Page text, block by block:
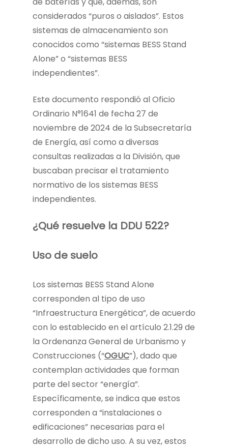
considerados “puros o aislados”. Estos
sistemas de almacenamiento son
conocidos como “sistemas BESS Stand
Alone” o “sistemas BESS
independientes”.
Este documento respondió al Oficio
Ordinario N°1641 de fecha 27 de
noviembre de 2024 de la Subsecretaría
de Energía, así como a diversas
consultas realizadas a la División, que
buscaban precisar el tratamiento
normativo de los sistemas BESS
independientes.
¿Qué resuelve la DDU 522?
Uso de suelo
Los sistemas BESS Stand Alone
corresponden al tipo de uso
“Infraestructura Energética”, de acuerdo
con lo establecido en el artículo 2.1.29 de
la Ordenanza General de Urbanismo y
Construcciones (“OGUC”), dado que
contemplan actividades que forman
parte del sector “energía”.
Específicamente, se indica que estos
corresponden a “instalaciones o
edificaciones” necesarias para el
desarrollo de dicho uso. A su vez, estos